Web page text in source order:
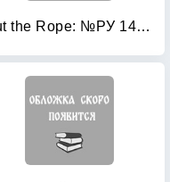
Cut the Rope: №РУ 14085. Умная раскраска